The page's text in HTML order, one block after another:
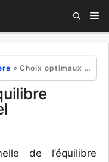
»Choix optimaux d’équilibre financier fonctionnel
de l’équilibre